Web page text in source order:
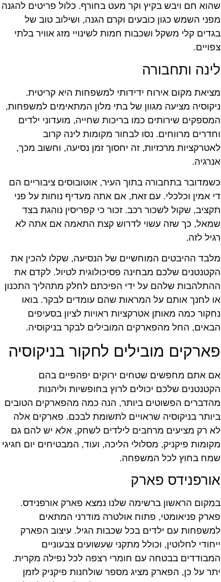
שהוא חם ויבש בקיץ וקר מעט בחורף. כלול פריטים להגנה
מפני השמש כגון כובעים וקרם הגנה, ושילוב טוב של
בגדים קלי משקל ושכבות חמות לשינויי מזג אוויר בלתי
צפויים.
לינה ותחבורה
מציאת מקום אירוח ידידותי למשפחות היא קריטית.
ניקוסיה מציעה מגוון של בתי מלון המתאימים למשפחות,
המספקים שירותים כמו בריכות שחייה, מועדוני ילדים
וחדרים מרווחים. נסו לבחור מקומות לינה קרוב
לאטרקציות מרכזיות, זה יחסוך זמן נסיעה, וחשוב מכך,
אנרגיה.
כשמדובר בתחבורה בתוך העיר, אוטובוסים ציבוריים הם
די אמין וכלכלי. עם זאת, אם אתה מעדיף נוחות על פני
תקציב, שקול לשכור רכב. זכור כי קפריסין נוהגת בצד
שמאל, כך שזה עשוי לדרוש קצת התאמה אם אתה לא
רגיל לזה.
מלבד ההיבטים המוחשיים של הנסיעה, שקלו להכין את
הקטנטנים שלכם מבחינה פסיכולוגית לטיול. לקדם את
ההתלהבות שלהם על ידי הפיכתם לחלק מתהליך התכנון
או לחנך אותם על המראות שהם עומדים לבקר. בואו
נחקור כמה מאותן אטרקציות ראויות לציון בסעיפים
הבאים, החל מהפארקים המובילים לבקר בניקוסיה.
פארקים מובילים לחקור בניקוסיה
אם אתם מחפשים שטחים ירוקים יפהפיים בהם
הקטנטנים שלכם יכולים לרוץ בחופשיות וליהנות
מהדברים הפשוטים ביותר, הנה כמה מהפארקים הטובים
ביותר בניקוסיה שראויים לתשומת לבכם. פארקים אלה
לא רק מציעים מרחבים לילדים לשחק, אלא יש להם גם
מקומות פיקניק, מסלולי הליכה, ועוד, המבטיחים יום חגיגי
שמח בחוץ לכל המשפחה.
אורפנידס פארק
במקום הראשון ברשימה שלנו נמצא פארק אורפנידס.
פארק פניאומטי, פתוח אולטרה מודרני המתאים
למשפחות עם ילדים בכל שכבות הגיל. עיצוב הפארק
ייחודי לחלוטין, וכולל מתקני שעשועים צבעוניים
המבודדים בבטחה עם חומרי רצפה לכל נפילה מקרית.
יתר על כן, הפארק מציג מספר שולחנות פיקניק לזמן